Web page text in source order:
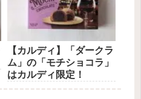
【カルディ】「ダークラ
ム」の「モチショコラ」
はカルディ限定！